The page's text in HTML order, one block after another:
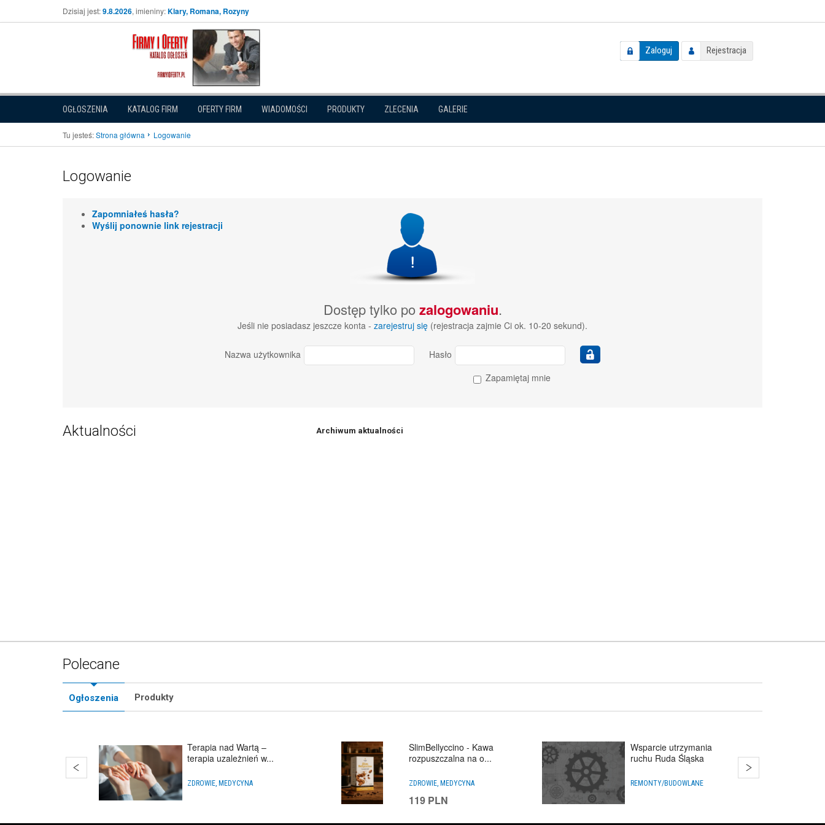
Dzisiaj jest:9.8.2026, imieniny:Klary, Romana, Rozyny
Zaloguj Rejestracja
OGŁOSZENIA KATALOG FIRM OFERTY FIRM WIADOMOŚCI PRODUKTY ZLECENIA GALERIE
Tu jesteś:Strona główna Logowanie
Logowanie
Dostęp tylko pozalogowaniu.
Jeśli nie posiadasz jeszcze konta - zarejestruj się (rejestracja zajmie Ci ok. 10-20 sekund).
Nazwa użytkownika
Hasło
Zapamiętaj mnie
Zapomniałeś hasła?
Wyślij ponownie link rejestracji
Aktualności Archiwum aktualności
Polecane
Ogłoszenia Produkty
Terapia nad Wartą –
terapia uzależnień w...
ZDROWIE, MEDYCYNA
SlimBellyccino - Kawa
rozpuszczalna na o...
ZDROWIE, MEDYCYNA
119 PLN
Wsparcie utrzymania
ruchu Ruda Śląska
REMONTY/BUDOWLANE